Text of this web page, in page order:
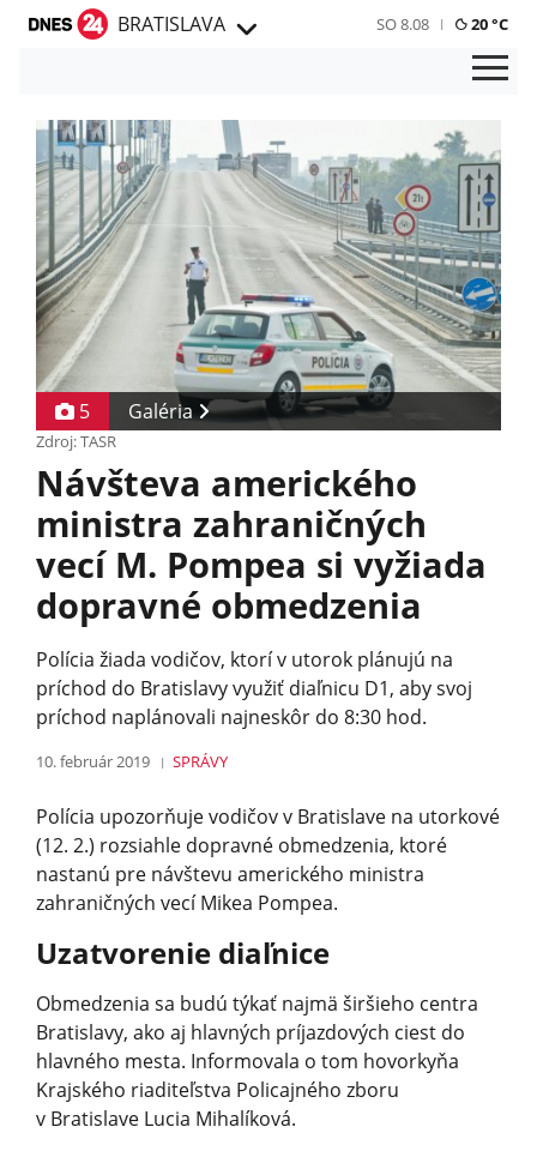
BRATISLAVA SO 8.08 20 °C
5 Galéria
Zdroj: TASR
Návšteva amerického
ministra zahraničných
vecí M. Pompea si vyžiada
dopravné obmedzenia
Polícia žiada vodičov, ktorí v utorok plánujú na
príchod do Bratislavy využiť diaľnicu D1, aby svoj
príchod naplánovali najneskôr do 8:30 hod.
10. február 2019 SPRÁVY
Polícia upozorňuje vodičov v Bratislave na utorkové
(12. 2.) rozsiahle dopravné obmedzenia, ktoré
nastanú pre návštevu amerického ministra
zahraničných vecí Mikea Pompea.
Uzatvorenie diaľnice
Obmedzenia sa budú týkať najmä širšieho centra
Bratislavy, ako aj hlavných príjazdových ciest do
hlavného mesta. Informovala o tom hovorkyňa
Krajského riaditeľstva Policajného zboru
v Bratislave Lucia Mihalíková.